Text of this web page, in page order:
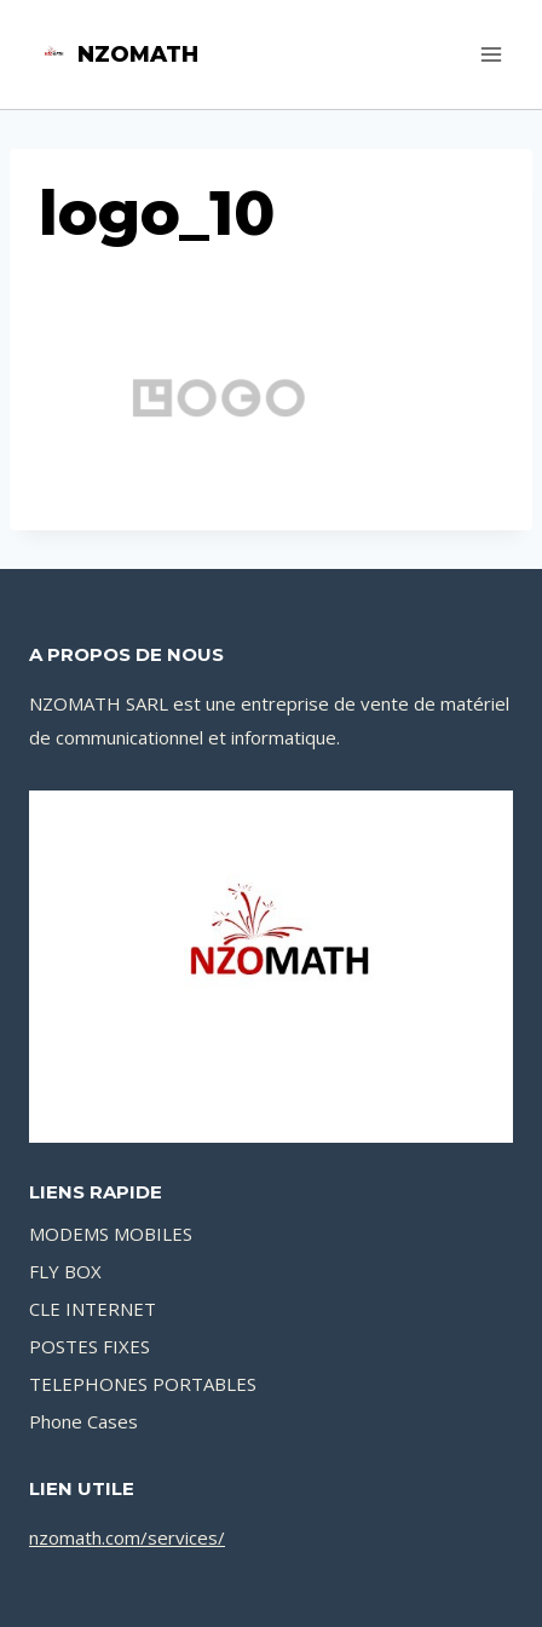
NZOMATH
logo_10
A PROPOS DE NOUS
NZOMATH SARL est une entreprise de vente de matériel
de communicationnel et informatique.
LIENS RAPIDE
MODEMS MOBILES
FLY BOX
CLE INTERNET
POSTES FIXES
TELEPHONES PORTABLES
Phone Cases
LIEN UTILE
nzomath.com/services/